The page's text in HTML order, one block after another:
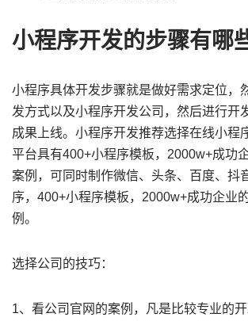
小程序开发的步骤有哪
小程序具体开发步骤就是做好需求定位，
发方式以及小程序开发公司，然后进行开
成果上线。小程序开发推荐选择在线小程
平台具有400+小程序模板，2000w+成功
案例，可同时制作微信、头条、百度、抖
序，400+小程序模板，2000w+成功企业
例。
选择公司的技巧：
1、看公司官网的案例，凡是比较专业的